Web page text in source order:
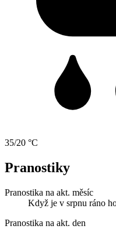
35/20 °C
Pranostiky
Pranostika na akt. měsíc
Když je v srpnu ráno
Pranostika na akt. den